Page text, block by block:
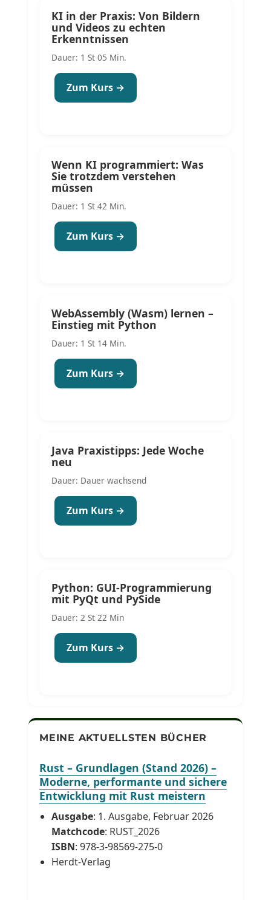
KI in der Praxis: Von Bildern
und Videos zu echten
Erkenntnissen
Dauer: 1 St 05 Min.
Zum Kurs →
Wenn KI programmiert: Was
Sie trotzdem verstehen
müssen
Dauer: 1 St 42 Min.
Zum Kurs →
WebAssembly (Wasm) lernen –
Einstieg mit Python
Dauer: 1 St 14 Min.
Zum Kurs →
Java Praxistipps: Jede Woche
neu
Dauer: Dauer wachsend
Zum Kurs →
Python: GUI-Programmierung
mit PyQt und PySide
Dauer: 2 St 22 Min
Zum Kurs →
MEINE AKTUELLSTEN BÜCHER
Rust – Grundlagen (Stand 2026) –
Moderne, performante und sichere
Entwicklung mit Rust meistern
Ausgabe: 1. Ausgabe, Februar 2026
Matchcode: RUST_2026
ISBN: 978-3-98569-275-0
Herdt-Verlag